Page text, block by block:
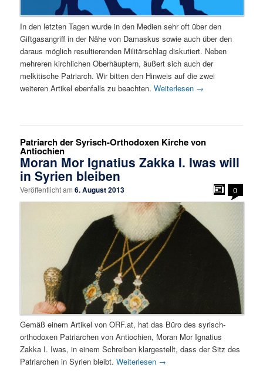
In den letzten Tagen wurde in den Medien sehr oft über den
Giftgasangriff in der Nähe von Damaskus sowie auch über den
daraus möglich resultierenden Militärschlag diskutiert. Neben
mehreren kirchlichen Oberhäuptern, äußert sich auch der
melkitische Patriarch. Wir bitten den Hinweis auf die zwei
weiteren Artikel ebenfalls zu beachten.Weiterlesen →
Patriarch der Syrisch-Orthodoxen Kirche von
Antiochien
Moran Mor Ignatius Zakka I. Iwas will
in Syrien bleiben
Veröffentlicht am6. August 2013 0
Gemäß einem Artikel von ORF.at, hat das Büro des syrisch-
orthodoxen Patriarchen von Antiochien, Moran Mor Ignatius
Zakka I. Iwas, in einem Schreiben klargestellt, dass der Sitz des
Patriarchen in Syrien bleibt.Weiterlesen →